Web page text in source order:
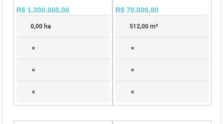
R$ 1.300.000,00
0,00 ha
×
×
×
R$ 70.000,00
512,00 m²
×
×
×